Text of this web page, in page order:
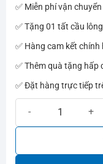
1.050.000₫.
✅ Miễn phí vận
✅ Tặng 01 tất cầu lông
✅ Hàng cam kết chính
✅ Thêm quà tặng hấp
✅ Đặt hàng trực tiếp